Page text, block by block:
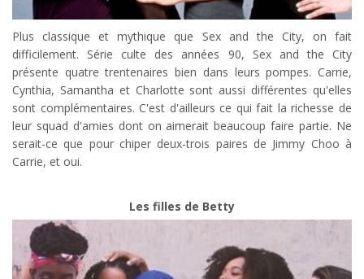
Plus classique et mythique que Sex and the City, on fait
difficilement. Série culte des années 90, Sex and the City
présente quatre trentenaires bien dans leurs pompes. Carrie,
Cynthia, Samantha et Charlotte sont aussi différentes qu'elles
sont complémentaires. C'est d'ailleurs ce qui fait la richesse de
leur squad d'amies dont on aimerait beaucoup faire partie. Ne
serait-ce que pour chiper deux-trois paires de Jimmy Choo à
Carrie, et oui.
Les filles de Betty